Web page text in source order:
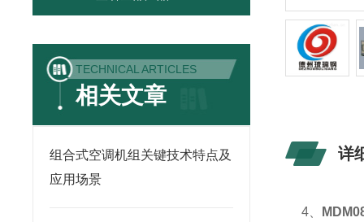
TECHNICAL ARTICLES
相关文章
组合式空调机组关键技术特点及
应用场景
详
4、